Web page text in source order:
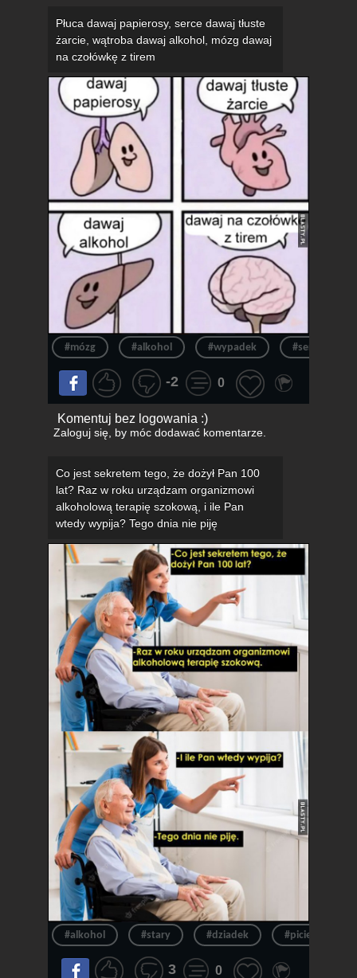
Płuca dawaj papierosy, serce dawaj tłuste
żarcie, wątroba dawaj alkohol, mózg dawaj
na czołówkę z tirem
#mózg #alkohol #wypadek #serce
-2 0
Komentuj bez logowania :)
Zaloguj się, by móc dodawać komentarze.
Co jest sekretem tego, że dożył Pan 100
lat? Raz w roku urządzam organizmowi
alkoholową terapię szokową, i ile Pan
wtedy wypija? Tego dnia nie piję
#alkohol #stary #dziadek #picie
3 0